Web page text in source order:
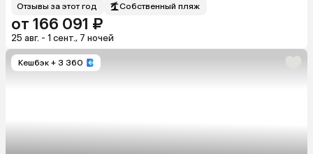
Отзывы за этот год Собственный пляж
от 166 091 ₽
25 авг. - 1 сент., 7 ночей
Кешбэк + 3 360